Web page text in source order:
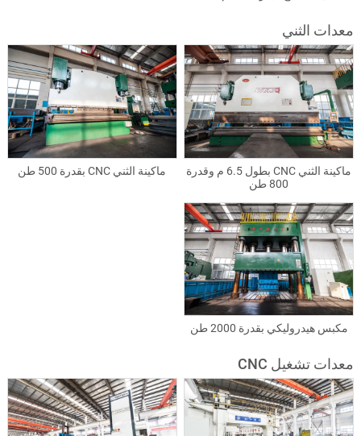
معدات الثني
ماكينة الثني CNC بطول 6.5 م وقدرة
800 طن
ماكينة الثني CNC بقدرة 500 طن
مكبس هيدروليكي بقدرة 2000 طن
معدات تشغيل CNC